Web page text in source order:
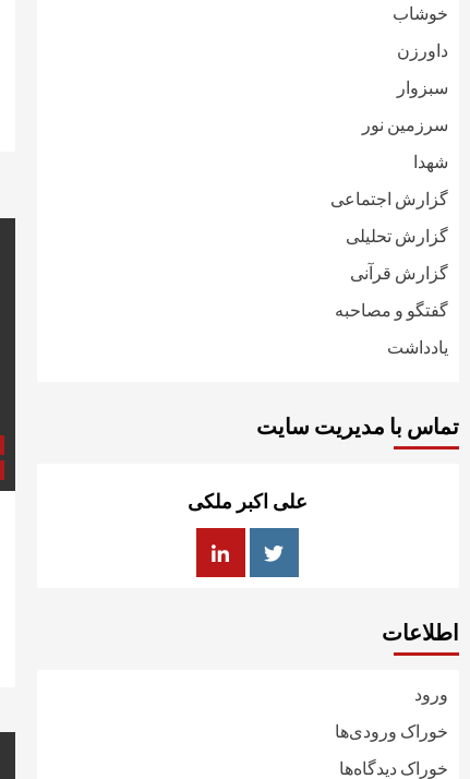
خوشاب
داورزن
سبزوار
سرزمین نور
شهدا
گزارش اجتماعی
گزارش تحلیلی
گزارش قرآنی
گفتگو و مصاحبه
یادداشت
تماس با مدیریت سایت
علی اکبر ملکی
اطلاعات
ورود
خوراک ورودی‌ها
خوراک دیدگاه‌ها